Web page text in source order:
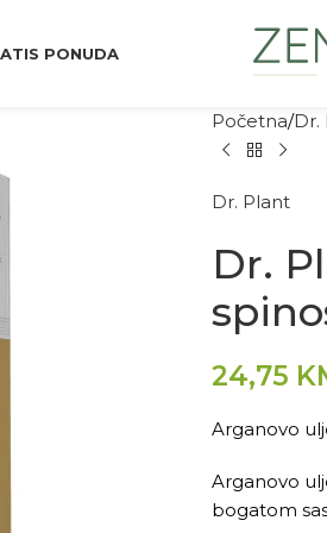
PONUDA
Početna Dr.
Dr. Plant
Dr.
24,75
Arganovo
Arganovo
bogatom